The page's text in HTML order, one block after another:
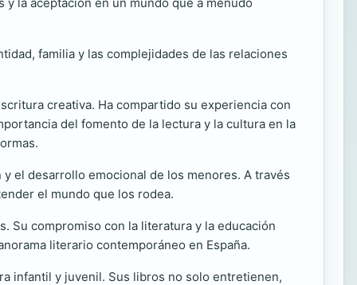
familia y las complejidades de las relaciones
creativa. Ha compartido su experiencia con
del fomento de la lectura y la cultura en la
el desarrollo emocional de los menores. A través
el mundo que los rodea.
Su compromiso con la literatura y la educación
literario contemporáneo en España.
infantil y juvenil. Sus libros no solo entretienen,